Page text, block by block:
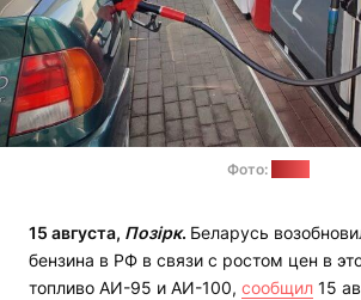
Фото:
15 августа, Позірк. Беларусь
бензина в РФ в связи с ростом цен в
топливо АИ-95 и АИ-100, сообщил 15